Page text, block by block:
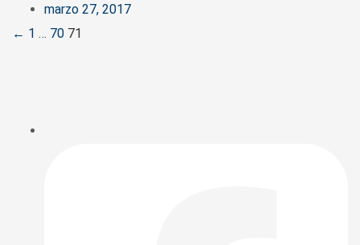
marzo 27, 2017
Posts
← 1 … 70 71